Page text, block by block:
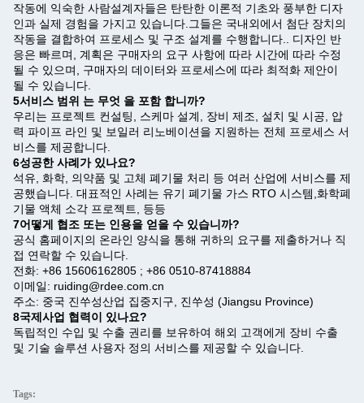
작동에 익숙한 사람설계자들은 탄탄한 이론적 기초와 풍부한 디자
인과 실제 경험을 가지고 있습니다.그들은 국내외에서 첨단 장치의
작동을 결합하여 프로세스 및 구조 설계를 수행합니다.. 디자인 반
응은 빠르며, 계획은 구매자의 요구 사항에 따라 시간에 따라 수정
될 수 있으며, 구매자의 데이터와 프로세스에 따라 최적화 제안이
될 수 있습니다.
5서비스 범위 는 무엇 을 포함 합니까?
우리는 프로젝트 컨설팅, 스케마 설계, 장비 제조, 설치 및 시공, 압
력 파이프 라인 및 보일러 리노베이션을 지원하는 전체 프로세스 서
비스를 제공합니다.
6성공한 사례가 있나요?
석유, 화학, 의약품 및 고체 폐기물 처리 등 여러 산업에 서비스를 제
공했습니다. 대표적인 사례는 유기 폐기물 가스 RTO 시스템,화학폐
기물 액체 소각 프로젝트, 등등
7어떻게 협조 또는 인용을 얻을 수 있습니까?
공식 홈페이지의 온라인 양식을 통해 귀하의 요구를 제출하거나 직
접 연락할 수 있습니다.
전화: +86 15606162805 ; +86 0510-87418884
이메일: ruiding@rdee.com.cn
주소: 중국 진쑤성산업 집중지구, 진쑤성 (Jiangsu Province)
8국제사업 협력이 있나요?
독립적인 수입 및 수출 권리를 보유하여 해외 고객에게 장비 수출
및 기술 솔루션 사용자 정의 서비스를 제공할 수 있습니다.
Tags: